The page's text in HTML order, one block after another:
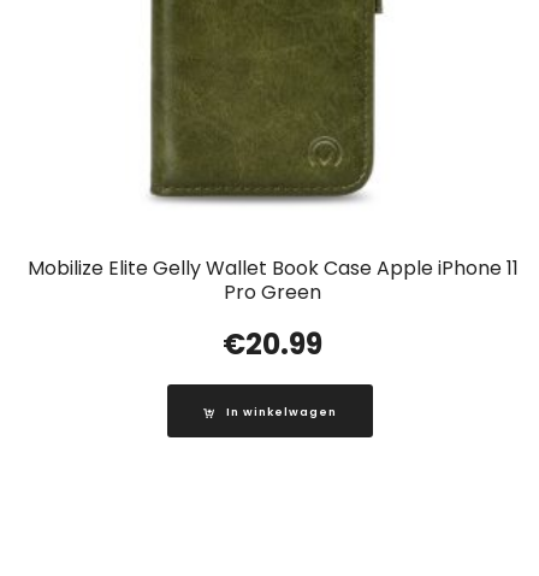
Mobilize Elite Gelly Wallet Book Case Apple iPhone 11
Pro Green
€20.99
In winkelwagen